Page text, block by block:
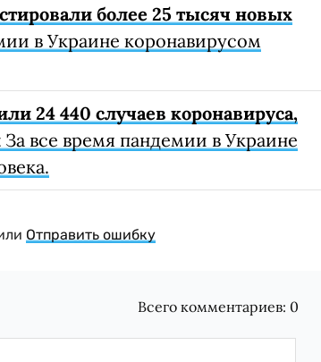
более 25 тысяч новых
в Украине коронавирусом
24 440 случаев коронавируса,
За все время пандемии в Украине
Отправить ошибку
Всего комментариев: 0